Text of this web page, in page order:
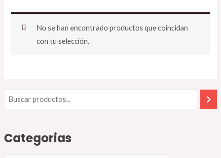
Categorias
No se han encontrado productos que coincidan
con tu selección.